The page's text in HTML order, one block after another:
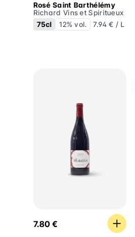
Rosé Saint Barthélémy
Richard Vins et Spiritueux
75cl
12% vol. 7.94 € / L
7.80 €